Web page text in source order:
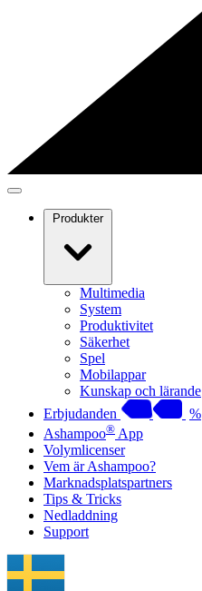
Produkter
Multimedia
System
Produktivitet
Säkerhet
Spel
Mobilappar
Kunskap och lärande
Erbjudanden
%
Ashampoo® App
Volymlicenser
Vem är Ashampoo?
Marknadsplatspartners
Tips & Tricks
Nedladdning
Support